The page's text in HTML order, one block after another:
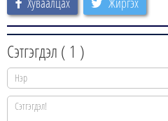
Сэтгэгдэл ( 1 )